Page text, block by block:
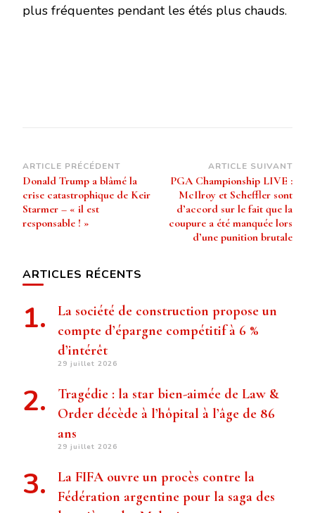
plus fréquentes pendant les étés plus chauds.
Navigation
d’article
ARTICLE PRÉCÉDENT
Donald Trump a blâmé la
crise catastrophique de Keir
Starmer – « il est
responsable ! »
ARTICLE SUIVANT
PGA Championship LIVE :
McIlroy et Scheffler sont
d’accord sur le fait que la
coupure a été manquée lors
d’une punition brutale
ARTICLES RÉCENTS
La société de construction propose un
compte d’épargne compétitif à 6 %
d’intérêt
29 juillet 2026
Tragédie : la star bien-aimée de Law &
Order décède à l’hôpital à l’âge de 86
ans
29 juillet 2026
La FIFA ouvre un procès contre la
Fédération argentine pour la saga des